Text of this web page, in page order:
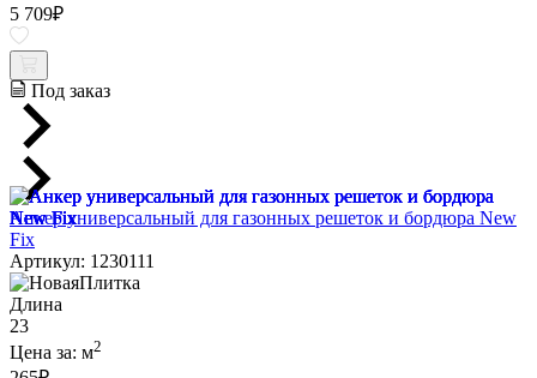
5 709₽
Под заказ
Анкер универсальный для газонных решеток и бордюра New
Fix
Артикул: 1230111
Длина
23
Цена за: м2